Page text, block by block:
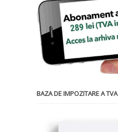
BAZA DE IMPOZITARE A TVA